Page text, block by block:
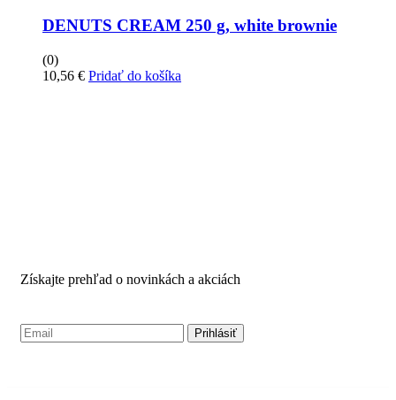
DENUTS CREAM 250 g, white brownie
(0)
10,56 € Pridať do košíka
Získajte prehľad o novinkách a akciách